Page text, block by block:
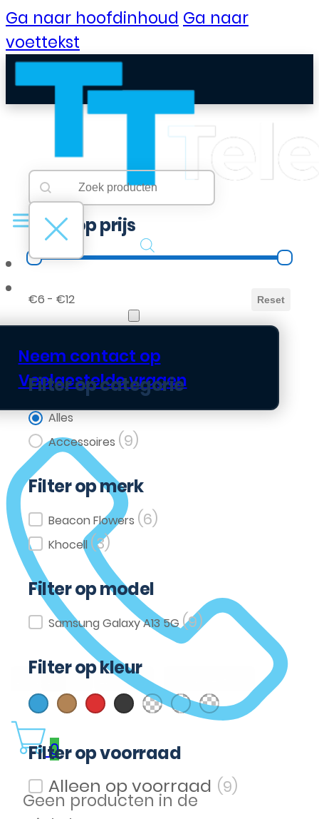
Ga naar hoofdinhoud Ga naar
voettekst
B2B Portaal
Neem contact op
Veelgestelde vragen
0
Geen producten in de
Searchbar
Search content
Filter op prijs
Filter op prijs
€6 - €12 Reset
Filter op categorie
Filter op categorie
Alles
Accessoires (9)
Filter op merk
Filter op merk
Beacon Flowers (6)
Khocell (3)
Filter op model
Filter op model
Samsung Galaxy A13 5G(9)
Filter op kleur
Filter op kleur
(1) (1)Rood (1)
Zwart(2)
CognacRosé Goud
Filter op voorraad
Filter op voorraad (9)